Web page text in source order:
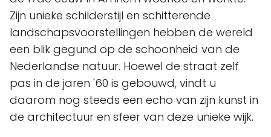
Zijn unieke schilderstijl en schitterende
landschapsvoorstellingen hebben de wereld
een blik gegund op de schoonheid van de
Nederlandse natuur. Hoewel de straat zelf
pas in de jaren '60 is gebouwd, vindt u
daarom nog steeds een echo van zijn kunst in
de architectuur en sfeer van deze unieke wijk.